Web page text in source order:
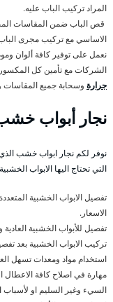
المراد تركيب الباب عليه.
قص الباب ضمن المقاسات
الاساسي مع تركيب مجرى
نعمل على توفير كافة ألوان
الشركات مع تأمين كل
جرارة وسحابة جميع المقاسات
نجار أبواب
نوفر لكم نجار ابواب خشب
التي تحتاج اليها الابواب
تفصيل الابواب الخشبية
الاسعار.
تفصيل للأبواب الخشبية
تركيب الابواب الخشبية بعد
استخدام مواد ومعدات تسهل
مهارة في اصلاح كافة الاعطال
السيء وغير السليم او لأسباب